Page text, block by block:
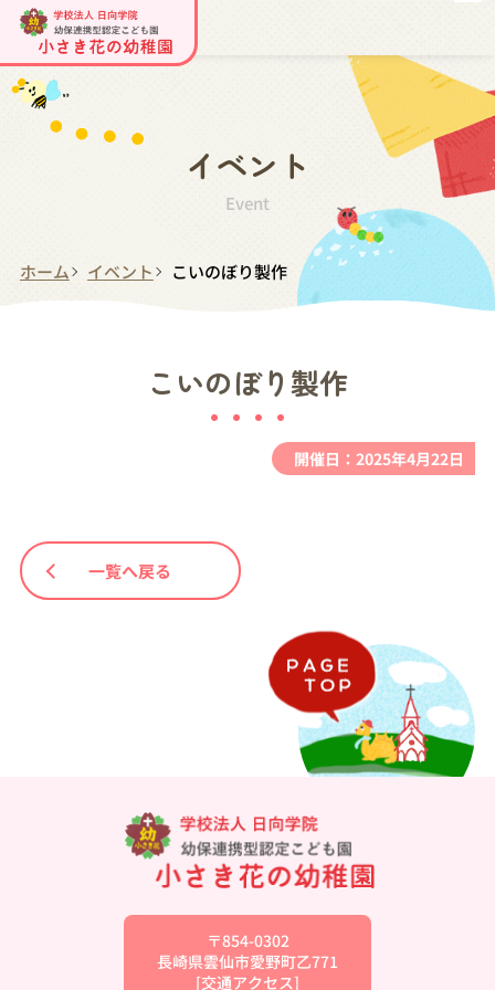
イベント
Event
ホーム イベント こいのぼり製作
こいのぼり製作
開催日：2025年4月22日
一覧へ戻る
〒854-0302
長崎県雲仙市愛野町乙771
[交通アクセス]